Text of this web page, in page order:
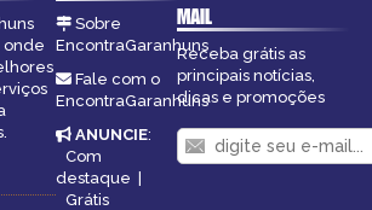
onde
Sobre
EncontraGaranhuns
Fale com o
EncontraGaranhuns
ANUNCIE:
Com
destaque
Grátis
MAIL
Receba grátis as
principais notícias,
dicas e promoções